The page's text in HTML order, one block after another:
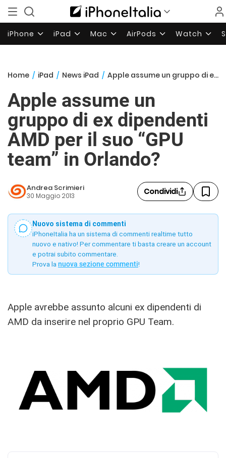
iPhone iPad Mac AirPods Watch
Home / iPad / News iPad / Apple assume un gruppo di ex dipendenti AMD per il suo “GPU team” in Orlando?
Apple assume un
gruppo di ex dipendenti
AMD per il suo “GPU
team” in Orlando?
Andrea Scrimieri
30 Maggio 2013 Condividi
Nuovo sistema di commenti
iPhoneItalia ha un sistema di commenti realtime tutto
nuovo e nativo! Per commentare ti basta creare un account
e potrai subito commentare.
Prova la nuova sezione commenti!
Apple avrebbe assunto alcuni ex dipendenti di
AMD da inserire nel proprio GPU Team.